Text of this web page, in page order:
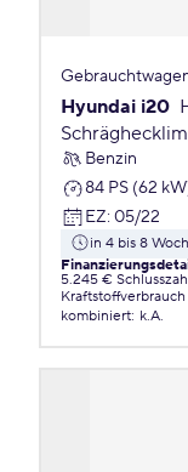
Hyundai i20
Benzin
84 PS (62
EZ: 05/22
in 4 bis 8
5.245 €
kombiniert: k.A.